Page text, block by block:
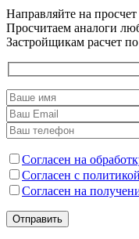
Направляйте на
Просчитаем аналоги
Застройщикам расчет
Согласен на
Согласен с
Согласен на
Отправить